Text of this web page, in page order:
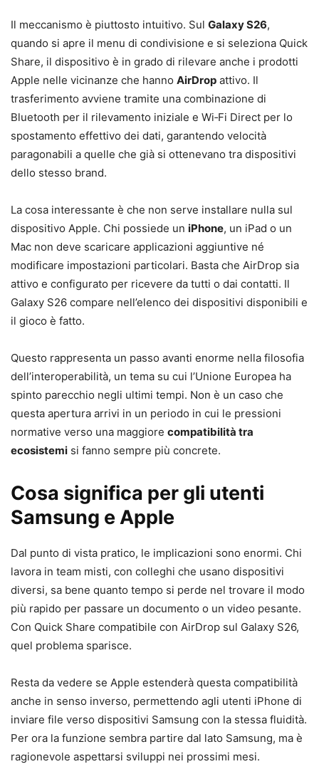
Il meccanismo è piuttosto intuitivo. Sul Galaxy S26,
quando si apre il menu di condivisione e si seleziona Quick
Share, il dispositivo è in grado di rilevare anche i prodotti
Apple nelle vicinanze che hanno AirDrop attivo. Il
trasferimento avviene tramite una combinazione di
Bluetooth per il rilevamento iniziale e Wi‑Fi Direct per lo
spostamento effettivo dei dati, garantendo velocità
paragonabili a quelle che già si ottenevano tra dispositivi
dello stesso brand.
La cosa interessante è che non serve installare nulla sul
dispositivo Apple. Chi possiede un iPhone, un iPad o un
Mac non deve scaricare applicazioni aggiuntive né
modificare impostazioni particolari. Basta che AirDrop sia
attivo e configurato per ricevere da tutti o dai contatti. Il
Galaxy S26 compare nell’elenco dei dispositivi disponibili e
il gioco è fatto.
Questo rappresenta un passo avanti enorme nella filosofia
dell’interoperabilità, un tema su cui l’Unione Europea ha
spinto parecchio negli ultimi tempi. Non è un caso che
questa apertura arrivi in un periodo in cui le pressioni
normative verso una maggiore compatibilità tra
ecosistemi si fanno sempre più concrete.
Cosa significa per gli utenti
Samsung e Apple
Dal punto di vista pratico, le implicazioni sono enormi. Chi
lavora in team misti, con colleghi che usano dispositivi
diversi, sa bene quanto tempo si perde nel trovare il modo
più rapido per passare un documento o un video pesante.
Con Quick Share compatibile con AirDrop sul Galaxy S26,
quel problema sparisce.
Resta da vedere se Apple estenderà questa compatibilità
anche in senso inverso, permettendo agli utenti iPhone di
inviare file verso dispositivi Samsung con la stessa fluidità.
Per ora la funzione sembra partire dal lato Samsung, ma è
ragionevole aspettarsi sviluppi nei prossimi mesi.